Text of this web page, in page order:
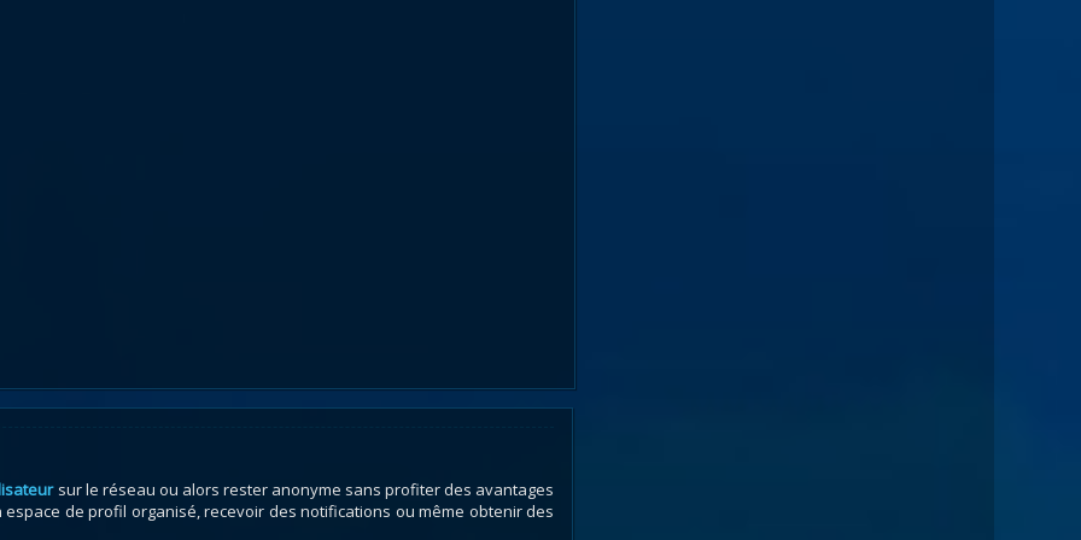
sur le réseau ou alors rester anonyme sans profiter des avantages
de profil organisé, recevoir des notifications ou même obtenir des